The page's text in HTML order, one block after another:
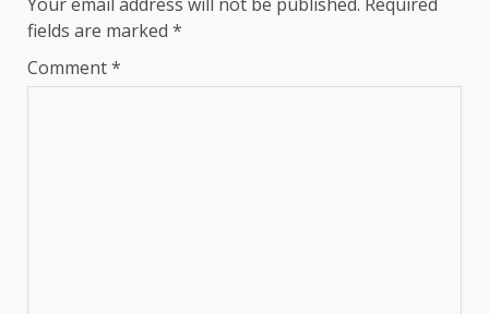
fields are marked *
Comment*